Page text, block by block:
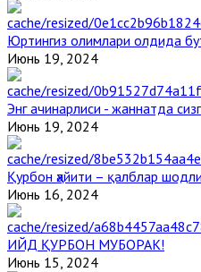
Юртингиз олимлари олдида
Июнь 19, 2024
Энг ачинарлиси - жаннатда
Июнь 19, 2024
Қурбон ҳайити – қалблар
Июнь 16, 2024
ИЙД ҚУРБОН МУБОРАК!
Июнь 15, 2024